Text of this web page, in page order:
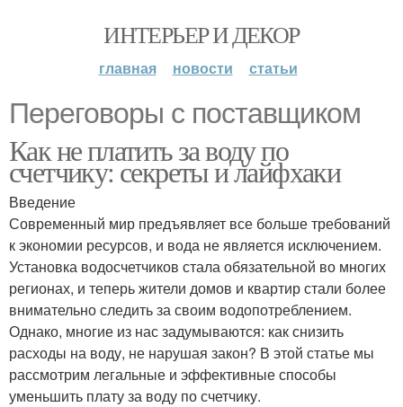
ИНТЕРЬЕР И ДЕКОР
главная новости статьи
Переговоры с поставщиком
Как не платить за воду по
счетчику: секреты и лайфхаки
Введение
Современный мир предъявляет все больше требований
к экономии ресурсов, и вода не является исключением.
Установка водосчетчиков стала обязательной во многих
регионах, и теперь жители домов и квартир стали более
внимательно следить за своим водопотреблением.
Однако, многие из нас задумываются: как снизить
расходы на воду, не нарушая закон? В этой статье мы
рассмотрим легальные и эффективные способы
уменьшить плату за воду по счетчику.